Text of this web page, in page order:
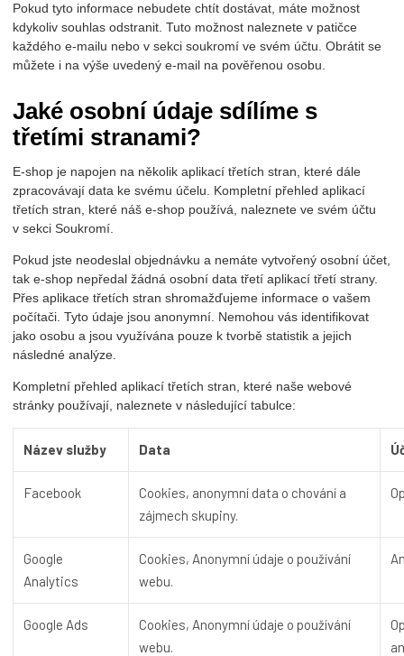
Pokud tyto informace nebudete chtít dostávat, máte možnost
kdykoliv souhlas odstranit. Tuto možnost naleznete v patičce
každého e-mailu nebo v sekci soukromí ve svém účtu. Obrátit se
můžete i na výše uvedený e-mail na pověřenou osobu.
Jaké osobní údaje sdílíme s
třetími stranami?
E-shop je napojen na několik aplikací třetích stran, které dále
zpracovávají data ke svému účelu. Kompletní přehled aplikací
třetích stran, které náš e-shop používá, naleznete ve svém účtu
v sekci Soukromí.
Pokud jste neodeslal objednávku a nemáte vytvořený osobní účet,
tak e-shop nepředal žádná osobní data třetí aplikací třetí strany.
Přes aplikace třetích stran shromažďujeme informace o vašem
počítači. Tyto údaje jsou anonymní. Nemohou vás identifikovat
jako osobu a jsou využívána pouze k tvorbě statistik a jejich
následné analýze.
Kompletní přehled aplikací třetích stran, které naše webové
stránky používají, naleznete v následující tabulce:
Název služby Data
Facebook
Cookies, anonymní data o chování a
zájmech skupiny.
Google
Analytics
Cookies, Anonymní údaje o používání
webu.
Google Ads
Cookies, Anonymní údaje o používání
webu.